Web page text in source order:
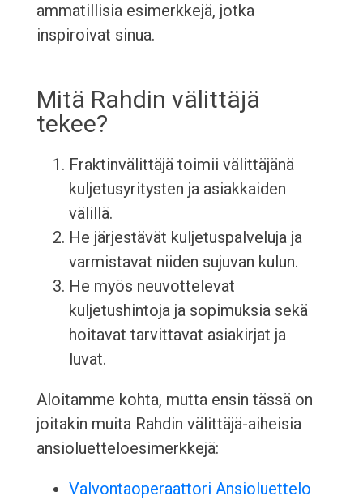
ammatillisia esimerkkejä, jotka
inspiroivat sinua.
Mitä Rahdin välittäjä
tekee?
Fraktinvälittäjä toimii välittäjänä
kuljetusyritysten ja asiakkaiden
välillä.
He järjestävät kuljetuspalveluja ja
varmistavat niiden sujuvan kulun.
He myös neuvottelevat
kuljetushintoja ja sopimuksia sekä
hoitavat tarvittavat asiakirjat ja
luvat.
Aloitamme kohta, mutta ensin tässä on
joitakin muita Rahdin välittäjä-aiheisia
ansioluetteloesimerkkejä:
Valvontaoperaattori Ansioluettelo